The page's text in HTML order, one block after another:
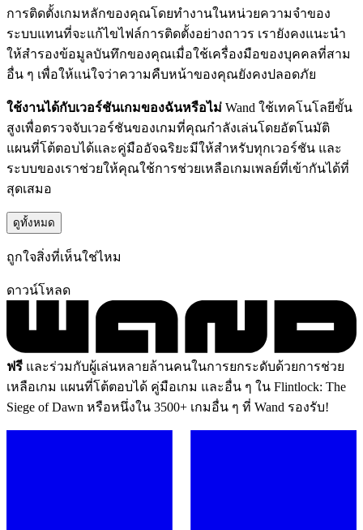
การติดตั้งเกมหลักของคุณโดยทำงานในหน่วยความจำของ
ระบบแทนที่จะแก้ไขไฟล์การติดตั้งอย่างถาวร เรายังคงแนะนำ
ให้สำรองข้อมูลบันทึกของคุณเมื่อใช้เครื่องมือของบุคคลที่สาม
อื่น ๆ เพื่อให้แน่ใจว่าความคืบหน้าของคุณยังคงปลอดภัย
ใช้งานได้กับเวอร์ชันเกมของฉันหรือไม่ Wand ใช้เทคโนโลยีขั้น
สูงเพื่อตรวจจับเวอร์ชันของเกมที่คุณกำลังเล่นโดยอัตโนมัติ
แผนที่โต้ตอบได้และคู่มืออัจฉริยะมีให้สำหรับทุกเวอร์ชัน และ
ระบบของเราช่วยให้คุณใช้การช่วยเหลือเกมเพลย์ที่เข้ากันได้ที่
สุดเสมอ
ดูทั้งหมด
ถูกใจสิ่งที่เห็นใช่ไหม
ดาวน์โหลด
ฟรี และร่วมกับผู้เล่นหลายล้านคนในการยกระดับด้วยการช่วย
เหลือเกม แผนที่โต้ตอบได้ คู่มือเกม และอื่น ๆ ใน Flintlock: The
Siege of Dawn หรือหนึ่งใน 3500+ เกมอื่น ๆ ที่ Wand รองรับ!